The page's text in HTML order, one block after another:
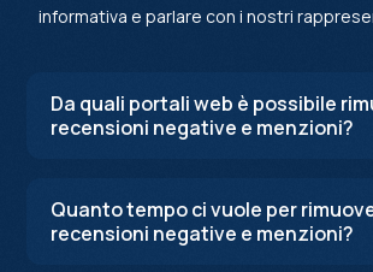
informativa e parlare con i nostri
Da quali portali web è possibile
recensioni negative e menzioni?
Quanto tempo ci vuole per
recensioni negative e menzioni?